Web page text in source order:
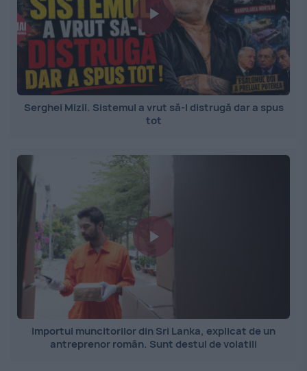
Serghei Mizil. Sistemul a vrut să-l distrugă dar a spus
tot
Importul muncitorilor din Sri Lanka, explicat de un
antreprenor român. Sunt destul de volatili